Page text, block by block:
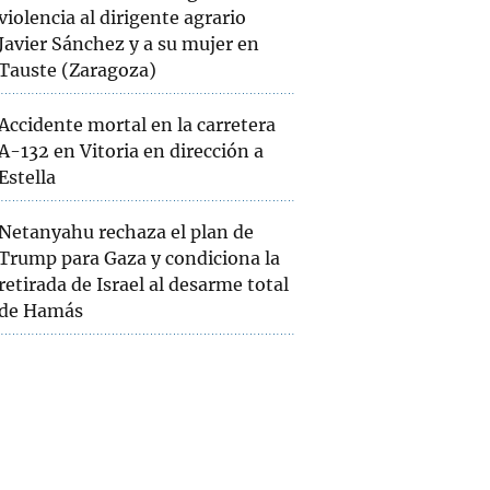
al dirigente agrario
Sánchez y a su mujer en
(Zaragoza)
mortal en la carretera
132 en Vitoria en dirección a
rechaza el plan de
para Gaza y condiciona la
de Israel al desarme total
Hamás